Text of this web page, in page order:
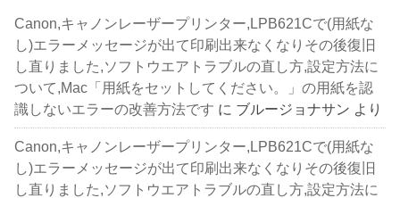
Canon,キャノンレーザープリンター,LPB621Cで(用紙な
し)エラーメッセージが出て印刷出来なくなりその後復旧
し直りました,ソフトウエアトラブルの直し方,設定方法に
ついて,Mac「用紙をセットしてください。」の用紙を認
識しないエラーの改善方法です に ブルージョナサン より
Canon,キャノンレーザープリンター,LPB621Cで(用紙な
し)エラーメッセージが出て印刷出来なくなりその後復旧
し直りました,ソフトウエアトラブルの直し方,設定方法に